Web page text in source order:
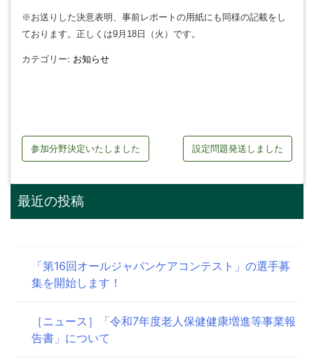
※お送りした決意表明、事前レポートの用紙にも同様の記載をし
ております。正しくは9月18日（火）です。
カテゴリー: お知らせ
投
稿
ナ
ビ
ゲ
ー
シ
ョ
ン
参加分野決定いたしました 設定問題発送しました
最近の投稿
「第16回オールジャパンケアコンテスト」の選手募
集を開始します！
［ニュース］「令和7年度老人保健健康増進等事業報
告書」について